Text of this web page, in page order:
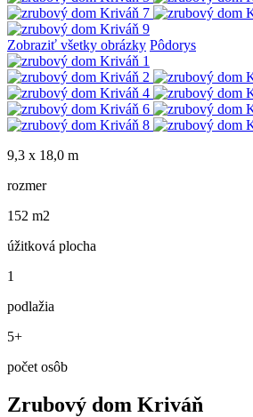
Zobraziť všetky obrázky Pôdorys
9,3 x 18,0 m
rozmer
152 m2
úžitková plocha
1
podlažia
5+
počet osôb
Zrubový dom Kriváň